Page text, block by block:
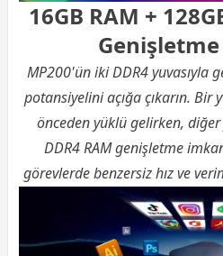
16GB RAM +
MP200'ün iki DDR4 yuvasıyla
potansiyelini açığa çıkarın. Bir
önceden yüklü gelirken,
DDR4 RAM genişletme
görevlerde benzersiz hız ve